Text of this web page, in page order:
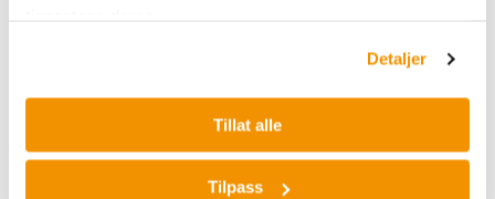
Detaljer
Tillat alle
Tilpass
livsvitenskap og bioteknologi. Selskapene får
tilgang til et fullt utstyrt laboratorium, «Scientist
for Hire»-tjenester, nettverk, coaching og
kommersiell støtte på ett og samme sted i
Forskningsparken. Med NMAS på laget styrkes